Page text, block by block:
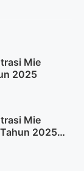
Mie
2025
Mie
2025